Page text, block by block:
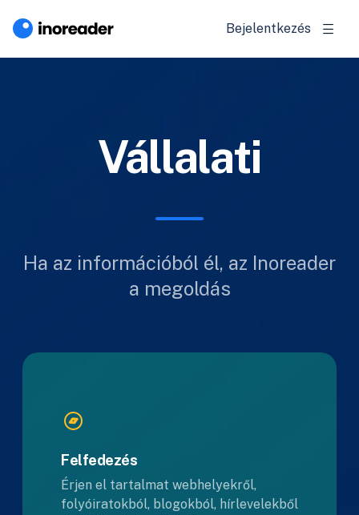
Bejelentkezés
Vállalati
Ha az információból él, az Inoreader
a megoldás
Felfedezés
Érjen el tartalmat webhelyekről,
folyóiratokból, blogokból, hírlevelekből